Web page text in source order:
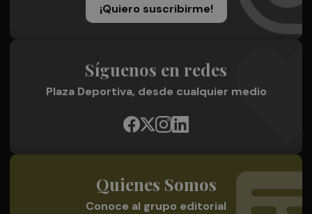
¡Quiero suscribirme!
Síguenos en redes
Plaza Deportiva, desde cualquier medio
Quienes Somos
Conoce al grupo editorial